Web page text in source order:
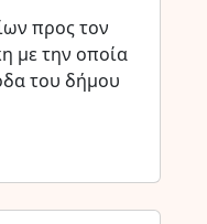
προς τον
με την οποία
του δήμου